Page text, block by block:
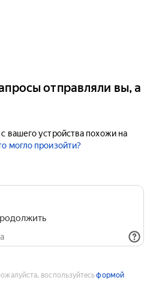
отправляли вы, а
вашего устройства похожи на
могло произойти?
воспользуйтесьформой